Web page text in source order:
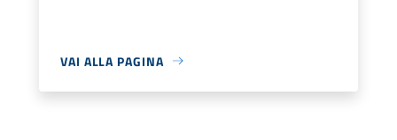
VAI ALLA PAGINA